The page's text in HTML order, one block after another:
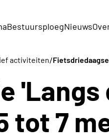
BestuursploegNieuws
activiteiten/
'Langs
tot 7